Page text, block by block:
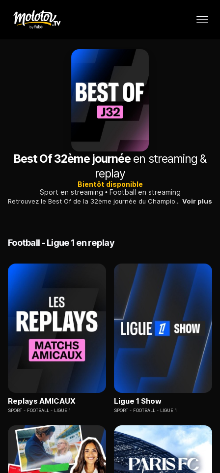
Best Of 32ème journée en streaming &
replay
Bientôt disponible
Sport en streaming
Football en streaming
Retrouvez le Best Of de la 32ème journée du Championnat de France de Ligue 1 McDonald’s 2025/26. Voir plus
Football - Ligue 1 en replay
Replays AMICAUX
SPORT FOOTBALL - LIGUE 1
Ligue 1 Show
SPORT FOOTBALL - LIGUE 1